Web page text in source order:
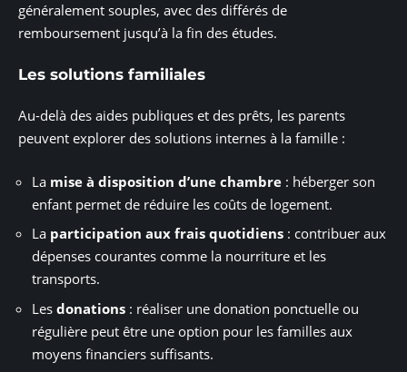
généralement souples, avec des différés de
remboursement jusqu’à la fin des études.
Les solutions familiales
Au-delà des aides publiques et des prêts, les parents
peuvent explorer des solutions internes à la famille :
La mise à disposition d’une chambre : héberger son
enfant permet de réduire les coûts de logement.
La participation aux frais quotidiens : contribuer aux
dépenses courantes comme la nourriture et les
transports.
Les donations : réaliser une donation ponctuelle ou
régulière peut être une option pour les familles aux
moyens financiers suffisants.